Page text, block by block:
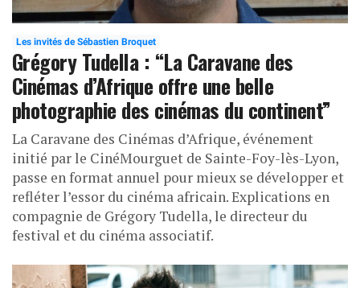
Les invités de Sébastien Broquet
Grégory Tudella : “La Caravane des
Cinémas d’Afrique offre une belle
photographie des cinémas du continent”
La Caravane des Cinémas d’Afrique, événement
initié par le CinéMourguet de Sainte-Foy-lès-Lyon,
passe en format annuel pour mieux se développer et
refléter l’essor du cinéma africain. Explications en
compagnie de Grégory Tudella, le directeur du
festival et du cinéma associatif.